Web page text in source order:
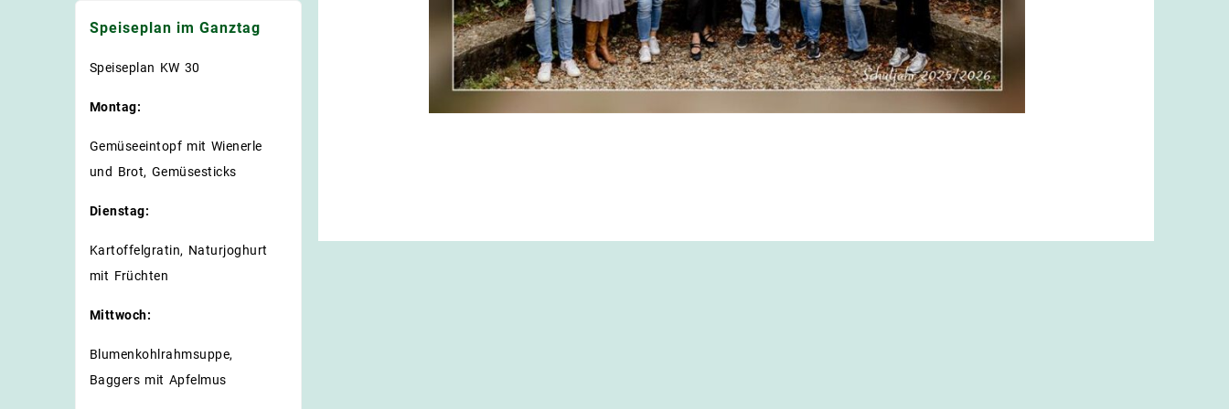
Speiseplan im Ganztag
Speiseplan KW 30
Montag:
Gemüseeintopf mit Wienerle
und Brot, Gemüsesticks
Dienstag:
Kartoffelgratin, Naturjoghurt
mit Früchten
Mittwoch:
Blumenkohlrahmsuppe,
Baggers mit Apfelmus